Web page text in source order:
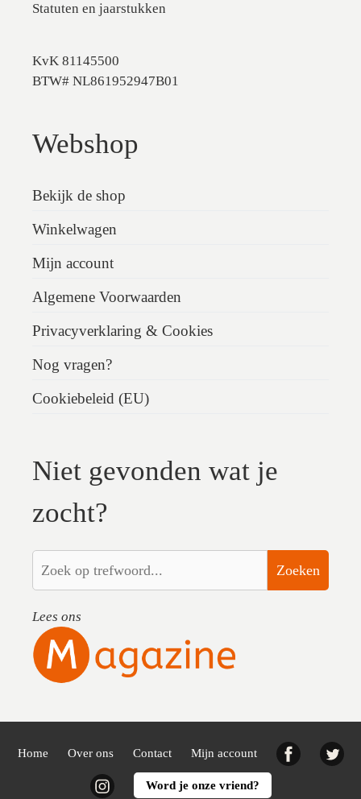
Statuten en jaarstukken
KvK 81145500
BTW# NL861952947B01
Webshop
Bekijk de shop
Winkelwagen
Mijn account
Algemene Voorwaarden
Privacyverklaring & Cookies
Nog vragen?
Cookiebeleid (EU)
Niet gevonden wat je
zocht?
Zoeken
Lees ons
Home Over ons Contact Mijn account Facebook
InstagramWord je onze vriend?